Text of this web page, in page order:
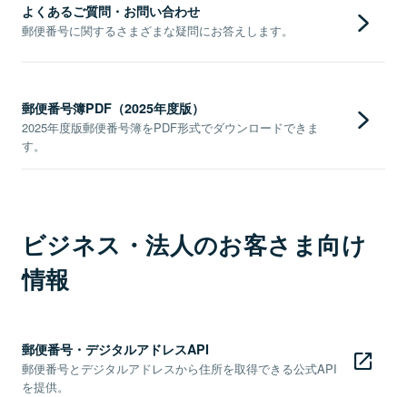
よくあるご質問・お問い合わせ
郵便番号に関するさまざまな疑問にお答えします。
郵便番号簿PDF（2025年度版）
2025年度版郵便番号簿をPDF形式でダウンロードできま
す。
ビジネス・法人のお客さま向け
情報
郵便番号・デジタルアドレスAPI
郵便番号とデジタルアドレスから住所を取得できる公式API
を提供。